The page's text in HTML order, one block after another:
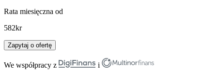
Rata miesięczna od
582kr
Zapytaj o ofertę
We współpracy z
i